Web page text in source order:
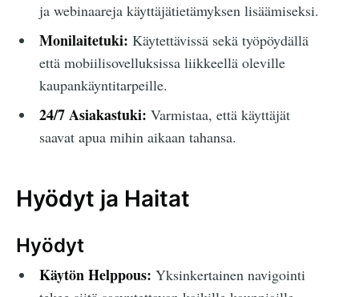
ja webinaareja käyttäjätietämyksen lisäämiseksi.
Monilaitetuki: Käytettävissä sekä työpöydällä
että mobiilisovelluksissa liikkeellä oleville
kaupankäyntitarpeille.
24/7 Asiakastuki: Varmistaa, että käyttäjät
saavat apua mihin aikaan tahansa.
Hyödyt ja Haitat
Hyödyt
Käytön Helppous: Yksinkertainen navigointi